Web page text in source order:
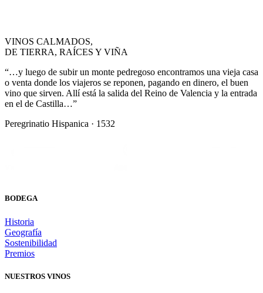
VINOS CALMADOS,
DE TIERRA, RAÍCES Y VIÑA
“…y luego de subir un monte pedregoso encontramos una vieja casa
o venta donde los viajeros se reponen, pagando en dinero, el buen
vino que sirven. Allí está la salida del Reino de Valencia y la entrada
en el de Castilla…”
Peregrinatio Hispanica · 1532
BODEGA
Historia
Geografía
Sostenibilidad
Premios
NUESTROS VINOS